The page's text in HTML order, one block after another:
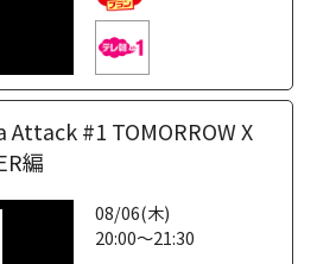
Attack #1 TOMORROW X
編
08/06(木)
20:00～21:30